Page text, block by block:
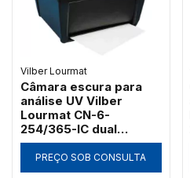
Vilber Lourmat
Câmara escura para
análise UV Vilber
Lourmat CN-6-
254/365-IC dual
254/365 nm
PREÇO SOB CONSULTA